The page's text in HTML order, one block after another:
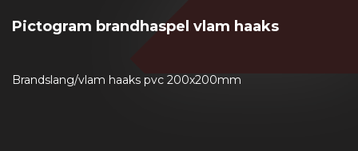
Pictogram brandhaspel vlam haaks
Brandslang/vlam haaks pvc 200x200mm